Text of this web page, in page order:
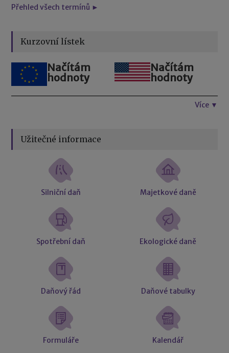
Přehled všech termínů ►
Kurzovní lístek
Načítám
hodnoty
Načítám
hodnoty
Více ▼
Užitečné informace
Silniční daň Majetkové daně
Spotřební daň Ekologické daně
Daňový řád Daňové tabulky
Formuláře Kalendář